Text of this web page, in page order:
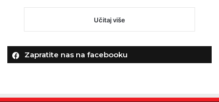
Učitaj više
Zapratite nas na facebooku